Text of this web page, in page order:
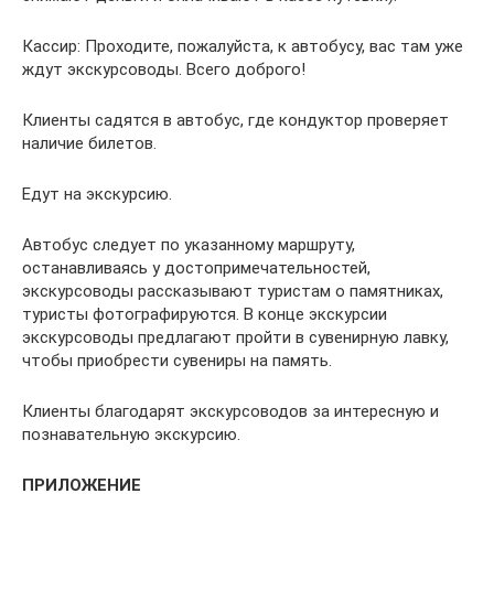
Кассир: Проходите, пожалуйста, к автобусу, вас там уже
ждут экскурсоводы. Всего доброго!
Клиенты садятся в автобус, где кондуктор проверяет
наличие билетов.
Едут на экскурсию.
Автобус следует по указанному маршруту,
останавливаясь у достопримечательностей,
экскурсоводы рассказывают туристам о памятниках,
туристы фотографируются. В конце экскурсии
экскурсоводы предлагают пройти в сувенирную лавку,
чтобы приобрести сувениры на память.
Клиенты благодарят экскурсоводов за интересную и
познавательную экскурсию.
ПРИЛОЖЕНИЕ